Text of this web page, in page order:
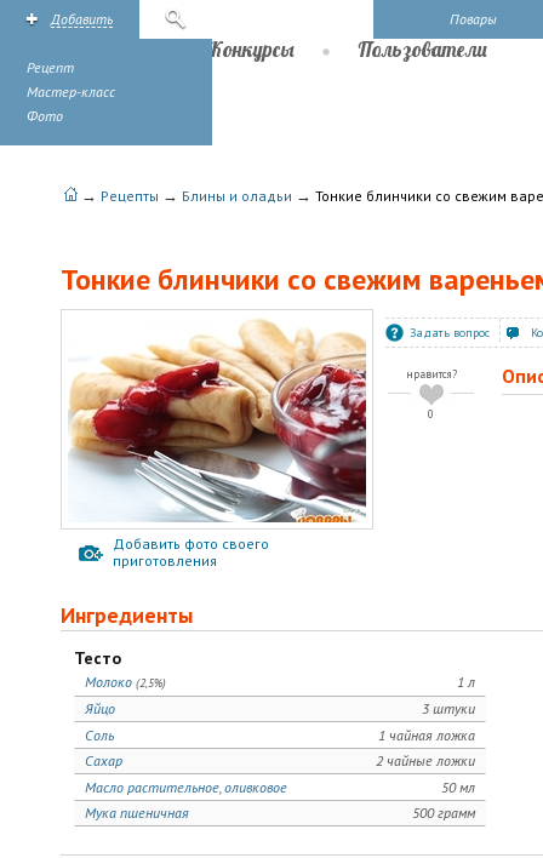
Повары
Добавить
Рецепт
Мастер-класс
Фото
Конкурсы Пользователи
→ Рецепты → Блины и оладьи → Тонкие блинчики со свежим
Тонкие блинчики со свежим
Добавить фото своего
приготовления
Задать вопрос
нравится?
0
Ингредиенты
Тесто
1 л
Молоко (2,5%)
3 штуки
Яйцо
1 чайная ложка
Соль
2 чайные ложки
Сахар
50 мл
Масло растительное, оливковое
500 грамм
Мука пшеничная